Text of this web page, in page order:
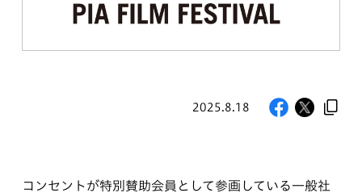
2025.8.18
コンセントが特別賛助会員として参画している一般社